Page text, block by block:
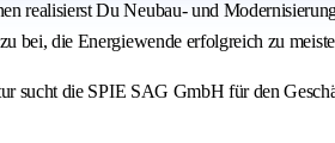
realisierst Du Neubau- und
bei, die Energiewende erfolgreich zu
sucht die SPIE SAG GmbH für den